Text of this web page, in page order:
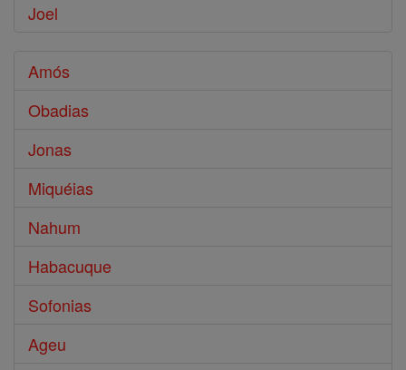
Joel
Amós
Obadias
Jonas
Miquéias
Nahum
Habacuque
Sofonias
Ageu